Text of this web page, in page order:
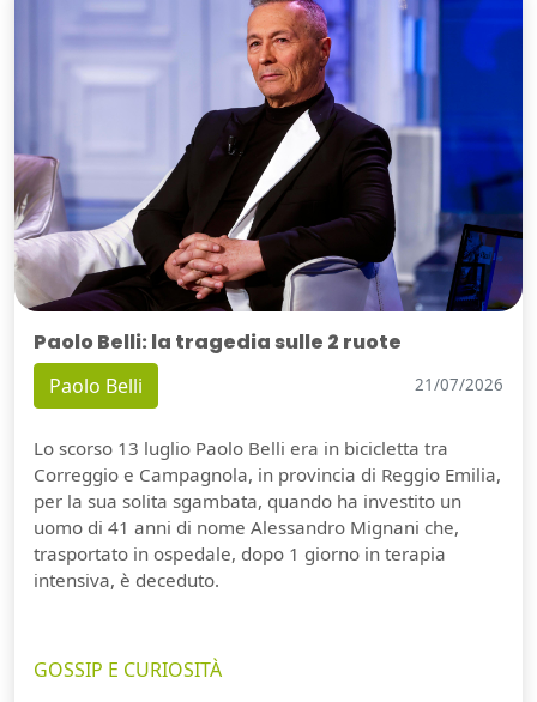
Paolo Belli: la tragedia sulle 2 ruote
Paolo Belli 21/07/2026
Lo scorso 13 luglio Paolo Belli era in bicicletta tra
Correggio e Campagnola, in provincia di Reggio Emilia,
per la sua solita sgambata, quando ha investito un
uomo di 41 anni di nome Alessandro Mignani che,
trasportato in ospedale, dopo 1 giorno in terapia
intensiva, è deceduto.
GOSSIP E CURIOSITÀ